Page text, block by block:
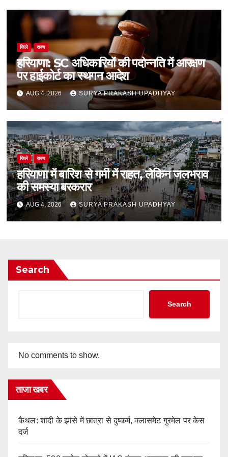
जिले राज्य
हरियाणा: SC अधिकारियों की पदोन्नति में आरक्षण
पर हाईकोर्ट का स्थगन आदेश
AUG 4, 2026 SURYA PRAKASH UPADHYAY
जिले राज्य
हरियाणा में बारिश से गर्मी में राहत, लेकिन जलभराव
की समस्या बरकरार
AUG 4, 2026 SURYA PRAKASH UPADHYAY
Search
Search
No comments to show.
ताजा खबर
कैथल: शादी के झांसे में छात्रा से दुष्कर्म, क्लासमेट गुरमेल पर केस
दर्ज